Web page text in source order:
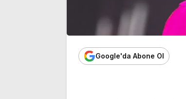
Google'da Abone Ol